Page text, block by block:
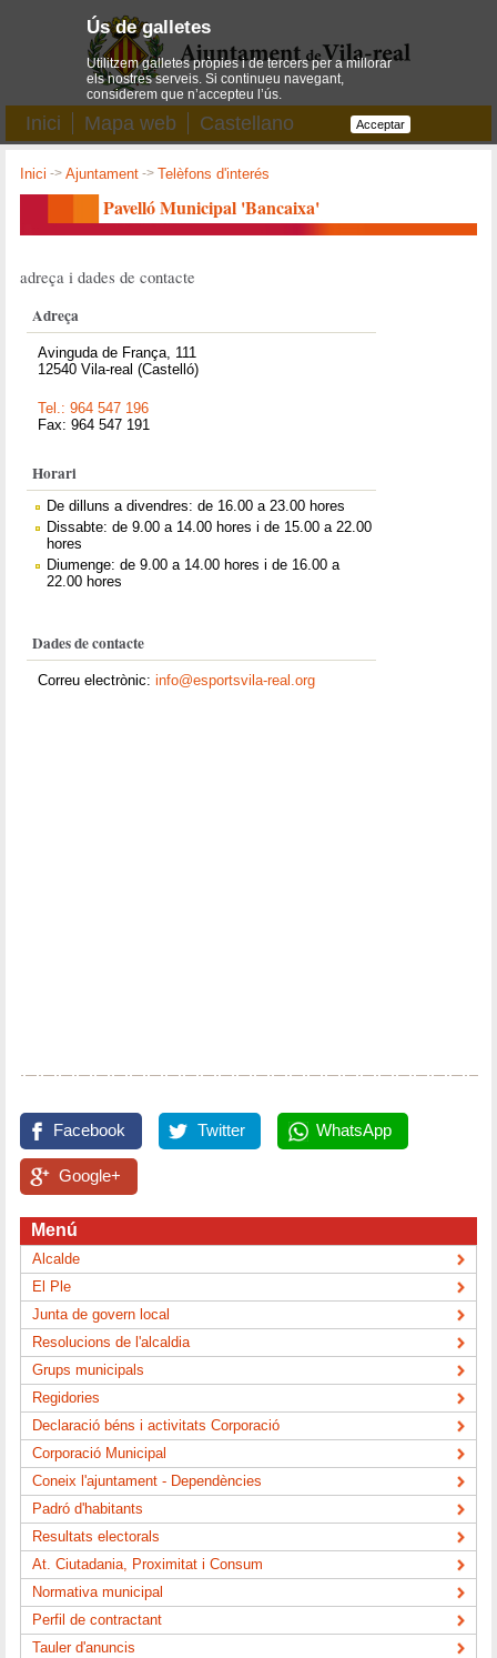
Inici Mapa web Castellano
Inici ->Ajuntament ->Telèfons d'interés
Pavelló Municipal 'Bancaixa'
adreça i dades de contacte
Adreça
Avinguda de França, 111
12540 Vila-real (Castelló)
Tel.: 964 547 196
Fax: 964 547 191
Horari
De dilluns a divendres: de 16.00 a 23.00 hores
Dissabte: de 9.00 a 14.00 hores i de 15.00 a 22.00
hores
Diumenge: de 9.00 a 14.00 hores i de 16.00 a
22.00 hores
Dades de contacte
Correu electrònic:info@esportsvila-real.org
Facebook Twitter WhatsApp
Google+
Menú
Alcalde
El Ple
Junta de govern local
Resolucions de l'alcaldia
Grups municipals
Regidories
Declaració béns i activitats Corporació
Corporació Municipal
Coneix l'ajuntament - Dependències
Padró d'habitants
Resultats electorals
At. Ciutadania, Proximitat i Consum
Normativa municipal
Perfil de contractant
Tauler d'anuncis
Ús de galletes
Utilitzem galletes pròpies i de tercers per a millorar
els nostres serveis. Si continueu navegant,
considerem que n’accepteu l’ús.
Acceptar